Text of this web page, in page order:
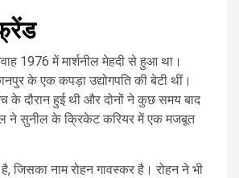
1976 में मार्शनील मेहदी से हुआ था।
के एक कपड़ा उद्योगपति की बेटी थीं।
के दौरान हुई थी और दोनों ने कुछ समय बाद
ने सुनील के क्रिकेट करियर में एक मजबूत
जिसका नाम रोहन गावस्कर है। रोहन ने भी